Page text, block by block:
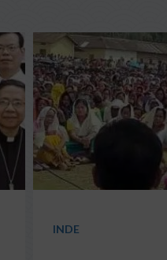
INDE